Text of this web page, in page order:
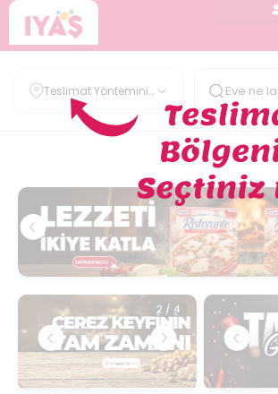
Teslimat Yöntemini
Belirle
2 / 4